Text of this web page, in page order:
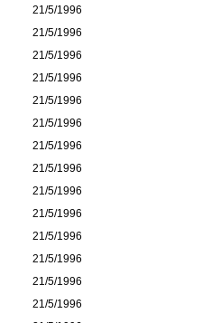
21/5/1996
21/5/1996
21/5/1996
21/5/1996
21/5/1996
21/5/1996
21/5/1996
21/5/1996
21/5/1996
21/5/1996
21/5/1996
21/5/1996
21/5/1996
21/5/1996